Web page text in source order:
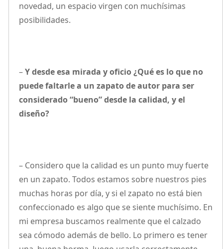
novedad, un espacio virgen con muchísimas
posibilidades.
–Y desde esa mirada y oficio ¿Qué es lo que no
puede faltarle a un zapato de autor para ser
considerado “bueno” desde la calidad, y el
diseño?
– Considero que la calidad es un punto muy fuerte
en un zapato. Todos estamos sobre nuestros pies
muchas horas por día, y si el zapato no está bien
confeccionado es algo que se siente muchísimo. En
mi empresa buscamos realmente que el calzado
sea cómodo además de bello. Lo primero es tener